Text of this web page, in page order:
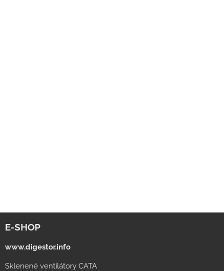
E-SHOP
www.digestor.info
Sklenené ventilátory CATA